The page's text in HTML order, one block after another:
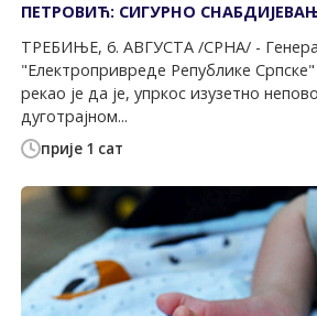
прије 1 сат
ПЕТРОВИЋ: СИГУРНО
ТРЕБИЊЕ, 6. АВГУСТА /СРНА/ -
"Електропривреде Републике
рекао је да је, упркос изузетно
дуготрајном...